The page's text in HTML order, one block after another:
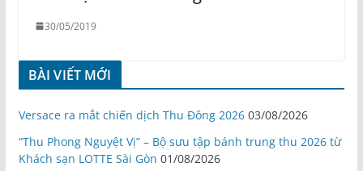
30/05/2019
BÀI VIẾT MỚI
Versace ra mắt chiến dịch Thu Đông 2026 03/08/2026
“Thu Phong Nguyệt Vị” – Bộ sưu tập bánh trung thu 2026 từ
Khách sạn LOTTE Sài Gòn 01/08/2026